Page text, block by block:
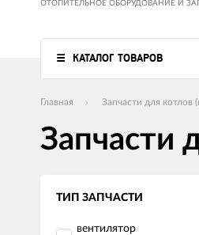
ОТОПИТЕЛЬНОЕ ОБОРУДОВАНИЕ И
КАТАЛОГ ТОВАРОВ
Главная Запчасти для котлов
Запчасти
ТИП ЗАПЧАСТИ
вентилятор